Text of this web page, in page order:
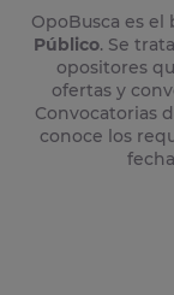
OpoBusca es el
Público. Se
opositores
ofertas y
Convocatorias
conoce los